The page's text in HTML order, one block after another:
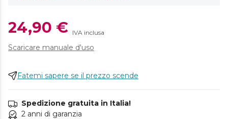
24,90 € IVA inclusa
Scaricare manuale d'uso
Fatemi sapere se il prezzo scende
Spedizione gratuita in Italia!
2 anni di garanzia